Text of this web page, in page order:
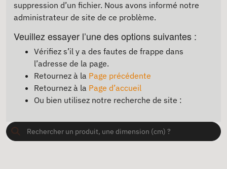
suppression d’un fichier. Nous avons informé notre
administrateur de site de ce problème.
Veuillez essayer l’une des options suivantes :
Vérifiez s’il y a des fautes de frappe dans
l’adresse de la page.
Retournez à la Page précédente
Retournez à la Page d’accueil
Ou bien utilisez notre recherche de site :